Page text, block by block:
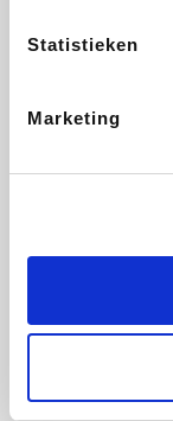
Statistieken
Marketing
CheapTickets.be
Samsung